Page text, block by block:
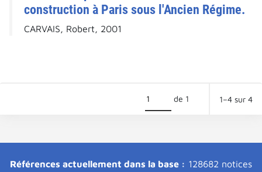
construction à Paris sous l'Ancien Régime.
CARVAIS, Robert, 2001
de 1 1–4 sur 4
Références actuellement dans la base : 128682 notices